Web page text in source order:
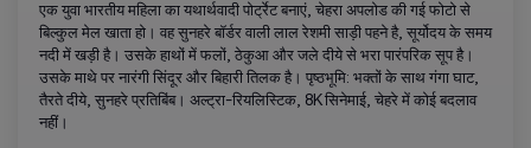
एक युवा भारतीय महिला का यथार्थवादी पोर्ट्रेट बनाएं, चेहरा अपलोड की गई फोटो से
बिल्कुल मेल खाता हो। वह सुनहरे बॉर्डर वाली लाल रेशमी साड़ी पहने है, सूर्योदय के समय
नदी में खड़ी है। उसके हाथों में फलों, ठेकुआ और जले दीये से भरा पारंपरिक सूप है।
उसके माथे पर नारंगी सिंदूर और बिहारी तिलक है। पृष्ठभूमि: भक्तों के साथ गंगा घाट,
तैरते दीये, सुनहरे प्रतिबिंब। अल्ट्रा-रियलिस्टिक, 8K सिनेमाई, चेहरे में कोई बदलाव
नहीं।